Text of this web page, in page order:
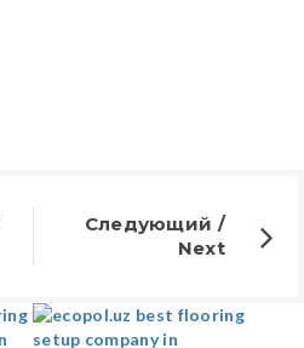
Следующий /
Next